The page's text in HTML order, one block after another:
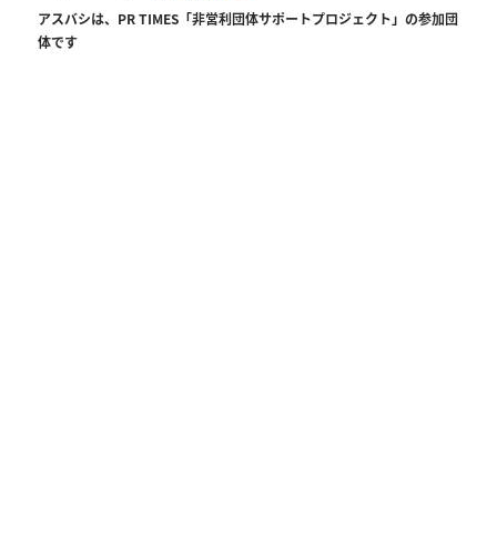
アスバシは、PR TIMES「非営利団体サポートプロジェクト」の参加団
体です